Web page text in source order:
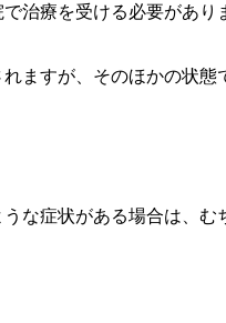
治療を受ける必要があ
ますが、そのほかの状
な症状がある場合は、む